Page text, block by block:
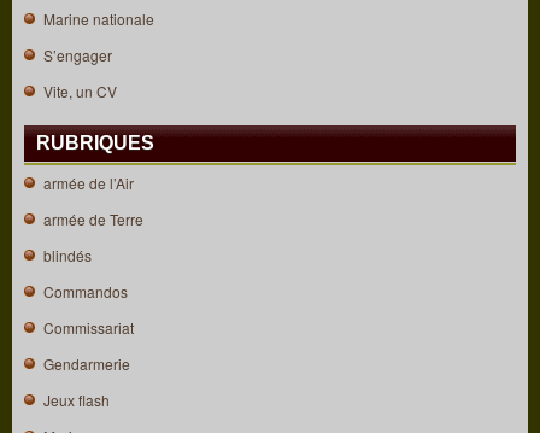
Marine nationale
S’engager
Vite, un CV
RUBRIQUES
armée de l’Air
armée de Terre
blindés
Commandos
Commissariat
Gendarmerie
Jeux flash